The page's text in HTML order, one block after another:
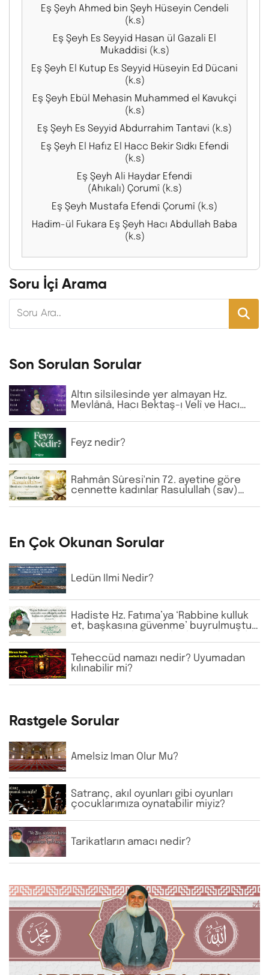
Eş Şeyh Ahmed bin Şeyh Hüseyin Cendeli
(k.s)
Eş Şeyh Es Seyyid Hasan ül Gazali El
Mukaddisi (k.s)
Eş Şeyh El Kutup Es Seyyid Hüseyin Ed Dücani
(k.s)
Eş Şeyh Ebül Mehasin Muhammed el Kavukçi
(k.s)
Eş Şeyh Es Seyyid Abdurrahim Tantavi (k.s)
Eş Şeyh El Hafız El Hacc Bekir Sıdkı Efendi
(k.s)
Eş Şeyh Ali Haydar Efendi
(Ahıkalı) Çorumî (k.s)
Eş Şeyh Mustafa Efendi Çorumî (k.s)
Hadim-ül Fukara Eş Şeyh Hacı Abdullah Baba
(k.s)
Soru İçi Arama
Son Sorulan Sorular
Altın silsilesinde yer almayan Hz.
Mevlânâ, Hacı Bektaş-ı Velî ve Hacı
ve Fâtiha okunmaktadır?
Feyz nedir?
Rahmân Sûresi'nin 72. ayetine göre
cennette kadınlar Rasulullah (sav)
En Çok Okunan Sorular
Ledün İlmi Nedir?
Hadiste Hz. Fatıma’ya ‘Rabbine kulluk
et, başkasına güvenme’ buyrulmuştur.
etmektedir. Bu anlayış doğru mudur?
Teheccüd namazı nedir? Uyumadan
kılınabilir mi?
Rastgele Sorular
Amelsiz İman Olur Mu?
Satranç, akıl oyunları gibi oyunları
çocuklarımıza oynatabilir miyiz?
Tarikatların amacı nedir?